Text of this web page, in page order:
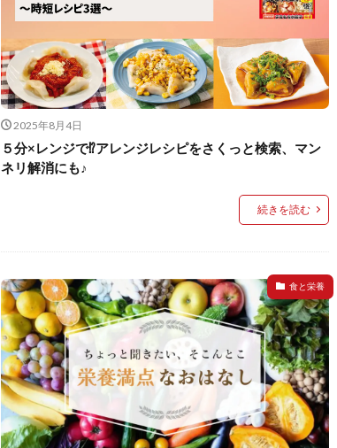
2025年8月4日
５分×レンジで⁉アレンジレシピをさくっと検索、マン
ネリ解消にも♪
続きを読む
食と栄養